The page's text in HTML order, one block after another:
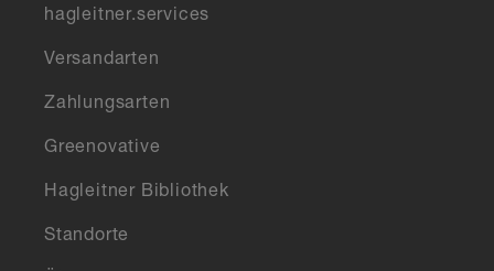
hagleitner.services
Versandarten
Zahlungsarten
Greenovative
Hagleitner Bibliothek
Standorte